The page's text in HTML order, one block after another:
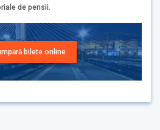
de pensii.
bilete online